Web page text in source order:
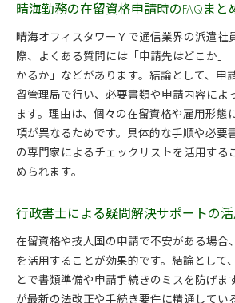
晴海勤務の在留資格申請時のFAQまと
晴海オフィスタワーＹで通信業界の派遣社
際、よくある質問には「申請先はどこか」
かるか」などがあります。結論として、申
留管理局で行い、必要書類や申請内容によ
ます。理由は、個々の在留資格や雇用形態
項が異なるためです。具体的な手順や必要
の専門家によるチェックリストを活用する
められます。
行政書士による疑問解決サポートの
在留資格や技人国の申請で不安がある場合
を活用することが効果的です。結論として
とで書類準備や申請手続きのミスを防げま
が最新の法改正や手続き要件に精通してい